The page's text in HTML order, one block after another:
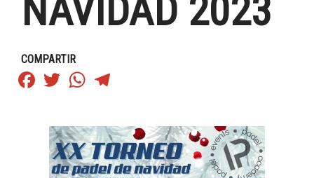
NAVIDAD 2023
COMPARTIR
FacebookTwitterWhatsApp